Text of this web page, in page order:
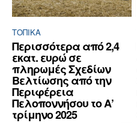
ΤΟΠΙΚΑ
Περισσότερα από 2,4
εκατ. ευρώ σε
πληρωμές Σχεδίων
Βελτίωσης από την
Περιφέρεια
Πελοποννήσου το Α’
τρίμηνο 2025